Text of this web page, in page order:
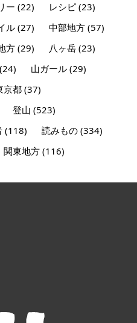
ー (22) レシピ(23)
ル(27) 中部地方(57)
方(29) 八ヶ岳(23)
山ガール(29)
京都(37)
登山 (523)
(118) 読みもの(334)
関東地方(116)